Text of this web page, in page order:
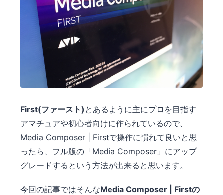
First(ファースト) とあるように主にプロを目指す
アマチュアや初心者向けに作られているので、
Media Composer | Firstで操作に慣れて良いと思
ったら、フル版の「Media Composer」にアップ
グレードするという方法が出来ると思います。
今回の記事ではそんなMedia Composer | Firstの